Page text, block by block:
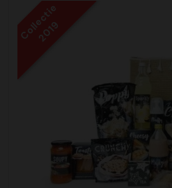
Collectie
2019